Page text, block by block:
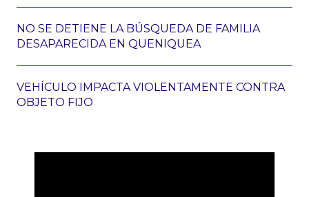
NO SE DETIENE LA BÚSQUEDA DE FAMILIA
DESAPARECIDA EN QUENIQUEA
VEHÍCULO IMPACTA VIOLENTAMENTE CONTRA
OBJETO FIJO